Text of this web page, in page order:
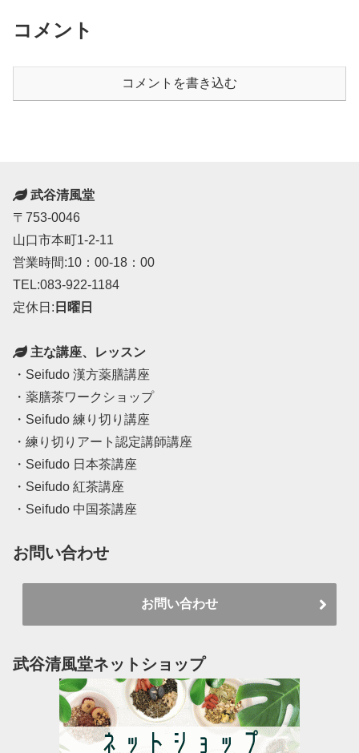
コメント
コメントを書き込む
武谷清風堂
〒753-0046
山口市本町1-2-11
営業時間:10：00-18：00
TEL:083-922-1184
定休日: 日曜日
主な講座、レッスン
・Seifudo 漢方薬膳講座
・薬膳茶ワークショップ
・Seifudo 練り切り講座
・練り切りアート認定講師講座
・Seifudo 日本茶講座
・Seifudo 紅茶講座
・Seifudo 中国茶講座
お問い合わせ
お問い合わせ
武谷清風堂ネットショップ